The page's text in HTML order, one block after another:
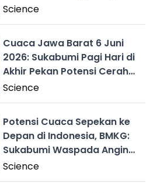
Science
Cuaca Jawa Barat 6 Juni
2026: Sukabumi Pagi Hari di
Akhir Pekan Potensi Cerah
Berawan
Science
Potensi Cuaca Sepekan ke
Depan di Indonesia, BMKG:
Sukabumi Waspada Angin
Kencang
Science